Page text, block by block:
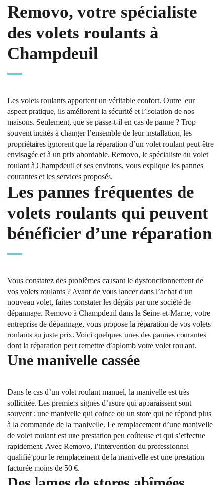
Removo, votre spécialiste
des volets roulants à
Champdeuil
Les volets roulants apportent un véritable confort. Outre leur
aspect pratique, ils améliorent la sécurité et l’isolation de nos
maisons. Seulement, que se passe-t-il en cas de panne ? Trop
souvent incités à changer l’ensemble de leur installation, les
propriétaires ignorent que la réparation d’un volet roulant peut-être
envisagée et à un prix abordable. Removo, le spécialiste du volet
roulant à Champdeuil et ses environs, vous explique les pannes
courantes et les services proposés.
Les pannes fréquentes de
volets roulants qui peuvent
bénéficier d’une réparation
Vous constatez des problèmes causant le dysfonctionnement de
vos volets roulants ? Avant de vous lancer dans l’achat d’un
nouveau volet, faites constater les dégâts par une société de
dépannage. Removo à Champdeuil dans la Seine-et-Marne, votre
entreprise de dépannage, vous propose la réparation de vos volets
roulants au juste prix. Voici quelques-unes des pannes courantes
dont la réparation peut remettre d’aplomb votre volet roulant.
Une manivelle cassée
Dans le cas d’un volet roulant manuel, la manivelle est très
sollicitée. Les premiers signes d’usure qui apparaissent sont
souvent : une manivelle qui coince ou un store qui ne répond plus
à la commande de la manivelle. Le remplacement d’une manivelle
de volet roulant est une prestation peu coûteuse et qui s’effectue
rapidement. Avec Removo, l’intervention du professionnel
qualifié pour le remplacement de la manivelle est une prestation
facturée moins de 50 €.